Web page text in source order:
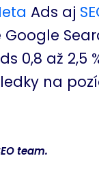
Ads aj
Google
0,8 až 2,5
na
team.